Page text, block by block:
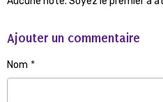
Ajouter un commentaire
Nom